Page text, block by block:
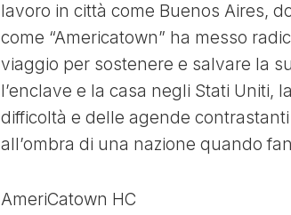
lavoro in città come Buenos Aires,
come “Americatown” ha messo
viaggio per sostenere e salvare la
l’enclave e la casa negli Stati Uniti,
difficoltà e delle agende
all’ombra di una nazione quando
AmeriCatown HC